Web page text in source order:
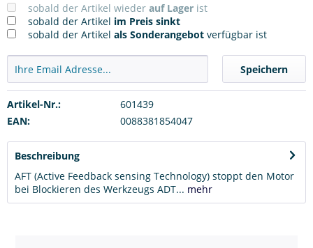
sobald der Artikel wieder auf Lager ist
sobald der Artikel im Preis sinkt
sobald der Artikel als Sonderangebot verfügbar ist
Speichern
Artikel-Nr.:
601439
EAN:
0088381854047
Beschreibung
AFT (Active Feedback sensing Technology) stoppt den Motor
bei Blockieren des Werkzeugs ADT... mehr